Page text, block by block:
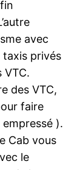
avec
taxis privés
VTC.
des VTC,
faire
).
Cab vous
le